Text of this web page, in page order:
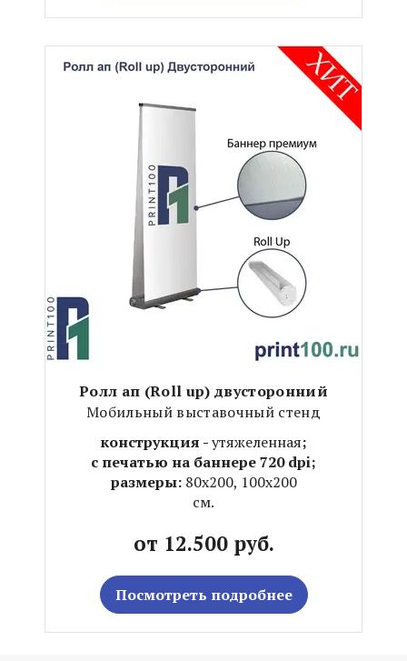
Ролл ап (Roll up) двусторонний
Мобильный выставочный стенд
конструкция -утяжеленная;
с печатью на баннере 720 dpi;
размеры: 80х200, 100х200
см.
от 12.500 руб.
Посмотреть подробнее